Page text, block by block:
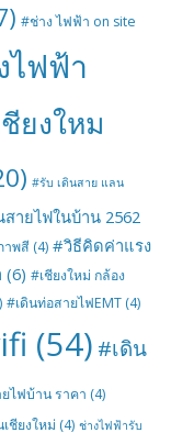
#ช่าง ไฟฟ้า on site
ไฟฟ้า
ยงใหม
#รับ เดินสาย แลน
ายไฟในบ้าน 2562
าพสี (4) #วิธีคิดค่าแรง
(6) #เชียงใหม่ กล้อง
#เดินท่อสายไฟEMT (4)
(54) #เดิน
ไฟบ้าน ราคา (4)
ชียงใหม่ (4) ช่างไฟฟ้ารับ